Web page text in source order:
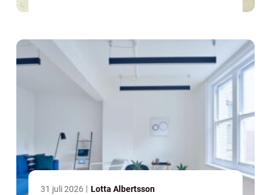
31 juli 2026 Lotta Albertsson